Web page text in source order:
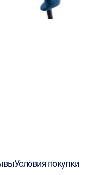
Условия покупки